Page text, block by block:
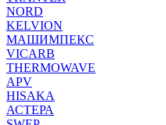
NORD
KELVION
МАШИМПЕКС
VICARB
THERMOWAVE
APV
HISAKA
АСТЕРА